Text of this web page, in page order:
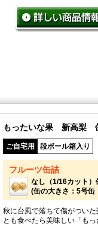
もったいな果 新高梨
ご自宅用 段ボール箱入り
フルーツ缶詰
なし（1/16カット）
(缶の大きさ：5号
秋に台風で落ちて傷がつい
とも食べたら美味しい「もっ